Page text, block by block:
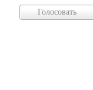
Голосовать